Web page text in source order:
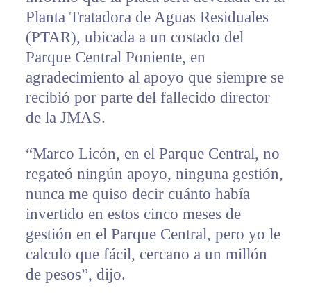
Planta Tratadora de Aguas Residuales
(PTAR), ubicada a un costado del
Parque Central Poniente, en
agradecimiento al apoyo que siempre se
recibió por parte del fallecido director
de la JMAS.
“Marco Licón, en el Parque Central, no
regateó ningún apoyo, ninguna gestión,
nunca me quiso decir cuánto había
invertido en estos cinco meses de
gestión en el Parque Central, pero yo le
calculo que fácil, cercano a un millón
de pesos”, dijo.